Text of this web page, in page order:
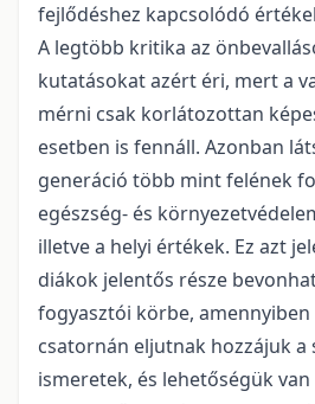
fejlődéshez kapcsolódó
A legtöbb kritika az
kutatásokat azért éri, mert a
mérni csak korlátozottan
esetben is fennáll. Azonban
generáció több mint felének
egészség- és
illetve a helyi értékek. Ez azt
diákok jelentős része
fogyasztói körbe,
csatornán eljutnak hozzájuk a
ismeretek, és lehetőségük